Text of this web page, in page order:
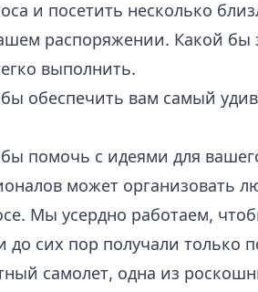
и посетить несколько
распоряжении. Какой бы
выполнить.
обеспечить вам самый
помочь с идеями для
может организовать
Мы усердно работаем,
до сих пор получали только
самолет, одна из